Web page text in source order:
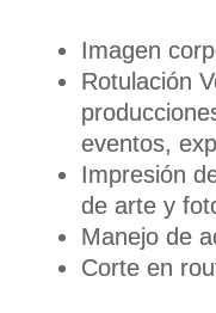
Imagen
Rotulación
eventos,
Impresión
de arte y
Manejo de
Corte en